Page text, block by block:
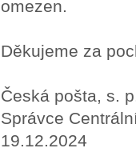
omezen.
Děkujeme za
Česká pošta, s.
Správce
19.12.2024